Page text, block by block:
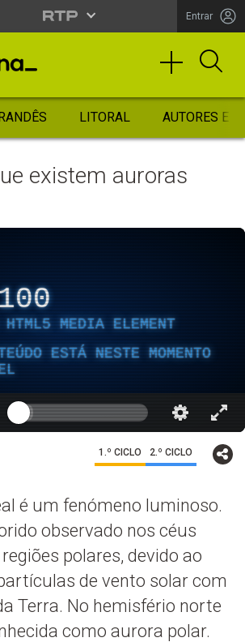
Entrar
LITORAL AUTORES
existem auroras
HTML5 MEDIA ELEMENT
ESTÁ NESTE MOMENTO
1.º CICLO 2.º CICLO
é um fenómeno luminoso.
observado nos céus
polares, devido ao
de vento solar com
Terra. No hemisfério norte
como aurora polar.